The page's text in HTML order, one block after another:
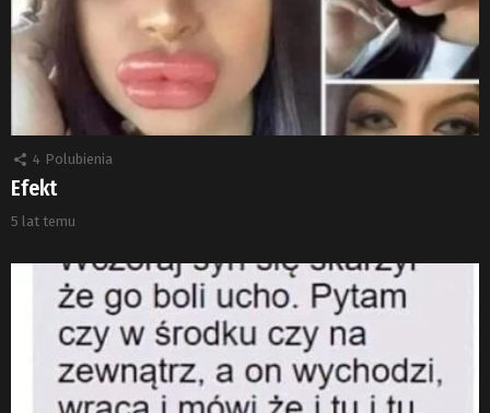
4 Polubienia
Efekt
5 lat temu